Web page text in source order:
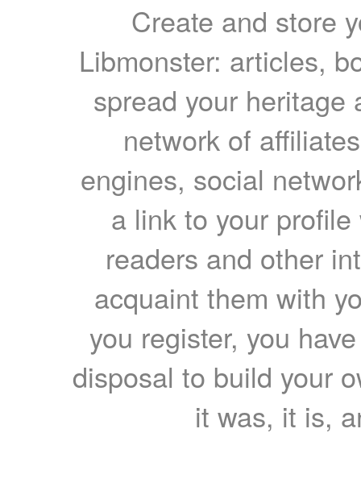
Create and store
Libmonster: articles,
spread your heritage
network of
engines, social
a link to your
readers and other
acquaint them with
you register, you
disposal to build your
it was, it is,